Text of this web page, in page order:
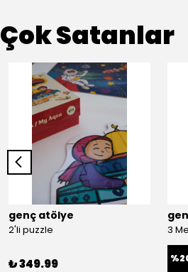
Çok Satanlar
genç atölye
2'li puzzle
₺ 349.99
3
%